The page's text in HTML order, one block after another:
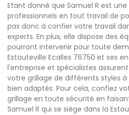
Etant donné que Samuel R est
professionnels en tout travail de
pas donc à confier votre travail
experts. En plus, elle dispose des
pourront intervenir pour toute
Estouteville Ecalles 76750 et ses
l'entreprise et spécialistes
votre grillage de différents styles
bien adaptés. Pour cela, confiez
grillage en toute sécurité en
Samuel R qui se siège dans la